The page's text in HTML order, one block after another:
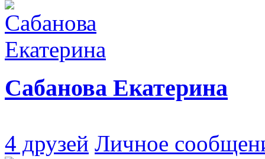
Сабанова Екатерина
4 друзей Личное